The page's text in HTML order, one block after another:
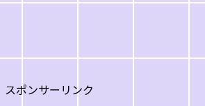
スポンサーリンク